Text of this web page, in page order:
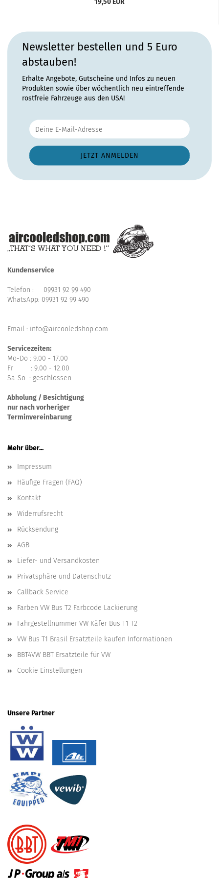
19,50 EUR
Newsletter bestellen und 5 Euro
abstauben!
Erhalte Angebote, Gutscheine und Infos zu neuen
Produkten sowie über wöchentlich neu eintreffende
rostfreie Fahrzeuge aus den USA!
Kundenservice
Telefon : 09931 92 99 490
WhatsApp: 09931 92 99 490
Email : info@aircooledshop.com
Servicezeiten:
Mo-Do : 9.00 - 17.00
Fr : 9.00 - 12.00
Sa-So : geschlossen
Abholung / Besichtigung
nur nach vorheriger
Terminvereinbarung
Mehr über...
Impressum
Häufige Fragen (FAQ)
Kontakt
Widerrufsrecht
Rücksendung
AGB
Liefer- und Versandkosten
Privatsphäre und Datenschutz
Callback Service
Farben VW Bus T2 Farbcode Lackierung
Fahrgestellnummer VW Käfer Bus T1 T2
VW Bus T1 Brasil Ersatzteile kaufen Informationen
BBT4VW BBT Ersatzteile für VW
Cookie Einstellungen
Unsere Partner